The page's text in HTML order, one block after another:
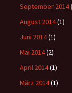
September 2014
August 2014(1)
Juni 2014(1)
Mai 2014(2)
April 2014(1)
März 2014(1)